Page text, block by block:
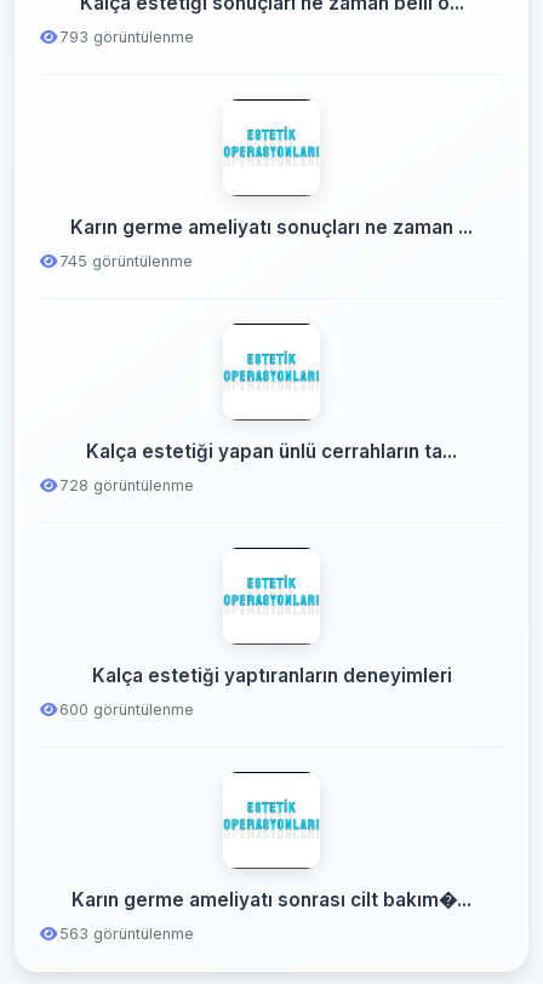
793 görüntülenme
Karın germe ameliyatı sonuçları ne zaman ...
745 görüntülenme
Kalça estetiği yapan ünlü cerrahların ta...
728 görüntülenme
Kalça estetiği yaptıranların deneyimleri
600 görüntülenme
Karın germe ameliyatı sonrası cilt bakım�...
563 görüntülenme